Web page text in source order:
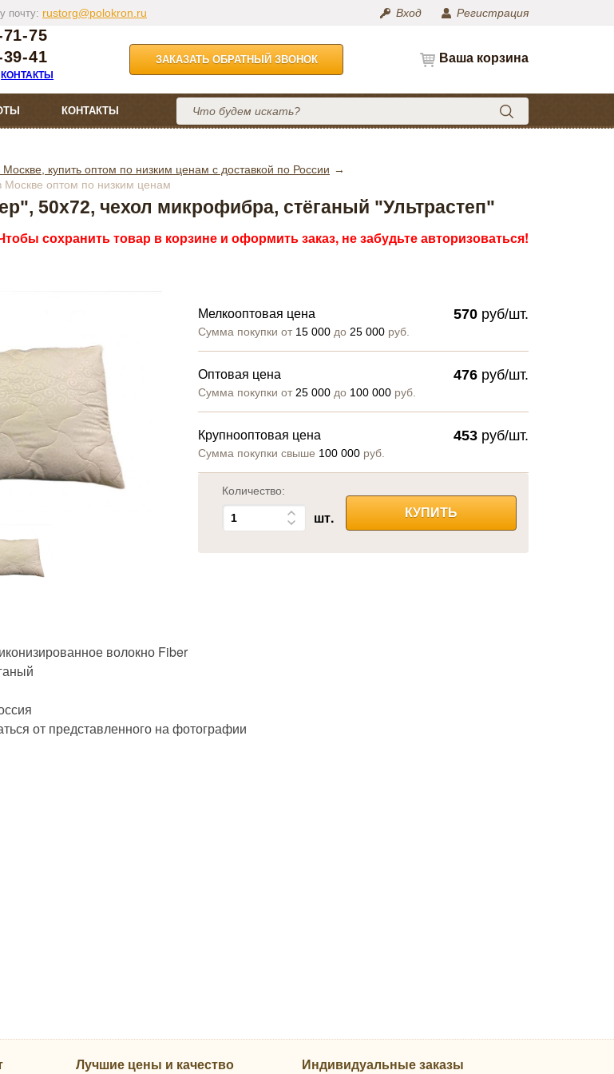
почту: rustorg@polokron.ru Вход Регистрация
75
41
КОНТАКТЫ
ЗАКАЗАТЬ ОБРАТНЫЙ ЗВОНОК Ваша корзина
КОНТАКТЫ
купить оптом по низким ценам с доставкой по России
Москве оптом по низким ценам
50х72, чехол микрофибра, стёганый "Ультрастеп"
сохранить товар в корзине и оформить заказ, не забудьте авторизоваться!
Мелкооптовая цена
Сумма покупки от 15 000до 25 000руб.
570 руб/шт.
Оптовая цена
Сумма покупки от 25 000до 100 000руб.
476 руб/шт.
Крупнооптовая цена
Сумма покупки свыше 100 000руб.
453 руб/шт.
Количество:
шт. КУПИТЬ
волокно Fiber
от представленного на фотографии
Лучшие цены и качество Индивидуальные заказы